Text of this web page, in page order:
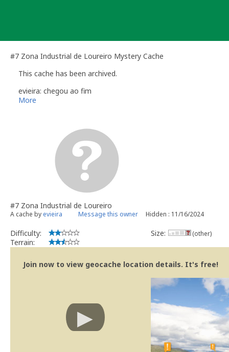
#7 Zona Industrial de Loureiro Mystery Cache
This cache has been archived.
evieira: chegou ao fim
More
#7 Zona Industrial de Loureiro
A cache by evieira Message this owner Hidden : 11/16/2024
Difficulty:
Terrain:
Size: (other)
Join now to view geocache location details. It's free!